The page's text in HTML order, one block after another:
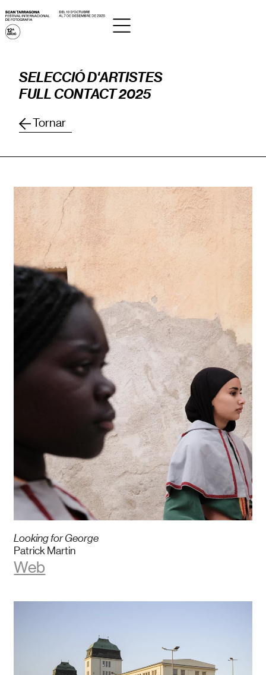
SELECCIÓ D'ARTISTES
FULL CONTACT 2025
Tornar
Looking for George
Patrick Martin
Web